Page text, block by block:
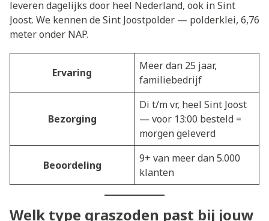
leveren dagelijks door heel Nederland, ook in Sint
Joost. We kennen de Sint Joostpolder — polderklei, 6,76
meter onder NAP.
Ervaring
Meer dan 25 jaar,
familiebedrijf
Bezorging
Di t/m vr, heel Sint Joost
— voor 13:00 besteld =
morgen geleverd
Beoordeling
9+ van meer dan 5.000
klanten
Welk type graszoden past bij jouw